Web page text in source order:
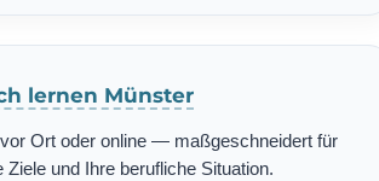
lernen Münster
Ort oder online — maßgeschneidert für
Ziele und Ihre berufliche Situation.